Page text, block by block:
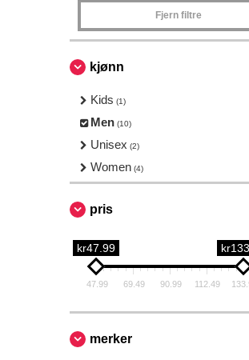
Fjern filtre
kjønn
Kids (1)
Men (10)
Unisex (2)
Women (4)
pris
kr47.99
47.99 69.49 90.99 112.49
merker